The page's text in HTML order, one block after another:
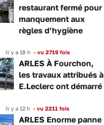
restaurant fermé pour
manquement aux
règles d’hygiène
Il y a 18 h • vu 2719 fois
ARLES À Fourchon,
les travaux attribués à
E.Leclerc ont démarré
Il y a 12 h • vu 2211 fois
ARLES Enorme panne